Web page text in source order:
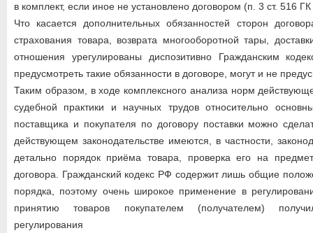
в комплект, если иное не установлено договором (п. 3 ст. 516
Что касается дополнительных обязанностей сторон
страхования товара, возврата многооборотной тары,
отношения урегулированы диспозитивно Гражданским
предусмотреть такие обязанности в договоре, могут и не
Таким образом, в ходе комплексного анализа норм
судебной практики и научных трудов относительно
поставщика и покупателя по договору поставки можно
действующем законодательстве имеются, в частности,
детально порядок приёма товара, проверка его на
договора. Гражданский кодекс РФ содержит лишь общие
порядка, поэтому очень широкое применение в
принятию товаров покупателем (получателем)
регулирования